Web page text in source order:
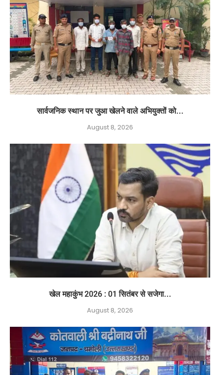
सार्वजनिक स्थान पर जुआ खेलने वाले अभियुक्तों को...
August 8, 2026
खेल महाकुंभ 2026 : 01 सितंबर से सजेगा...
August 8, 2026